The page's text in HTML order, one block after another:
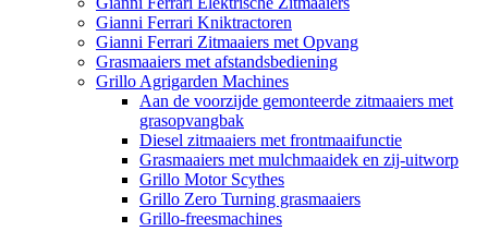
Gianni Ferrari Kniktractoren
Gianni Ferrari Zitmaaiers met Opvang
Grasmaaiers met afstandsbediening
Grillo Agrigarden Machines
Aan de voorzijde gemonteerde zitmaaiers met
grasopvangbak
Diesel zitmaaiers met frontmaaifunctie
Grasmaaiers met mulchmaaidek en zij-uitworp
Grillo Motor Scythes
Grillo Zero Turning grasmaaiers
Grillo-freesmachines